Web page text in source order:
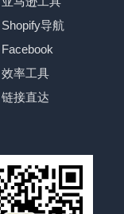
Shopify导航
Facebook
效率工具
链接直达